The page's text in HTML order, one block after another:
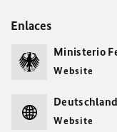
Enlaces
Ministerio
Website
Website